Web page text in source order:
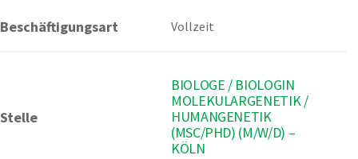
Beschäftigungsart Vollzeit
Stelle
BIOLOGE / BIOLOGIN
MOLEKULARGENETIK /
HUMANGENETIK
(MSC/PHD) (M/W/D) –
KÖLN